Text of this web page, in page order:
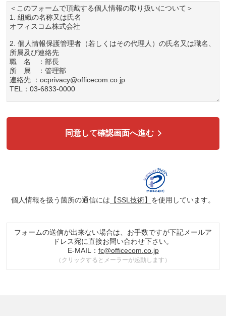
＜このフォームで頂戴する個人情報の取り扱いについて＞
1. 組織の名称又は氏名
オフィスコム株式会社
2. 個人情報保護管理者（若しくはその代理人）の氏名又は職名、
所属及び連絡先
職 名 ：部長
所 属 ：管理部
連絡先 ：ocprivacy@officecom.co.jp
TEL：03-6833-0000
広告配信の効率化、マーケティング活動などのために、氏名、メ
ュ化などの適切なセキュリティ対策を施した上で、広告配信サー
ビス提供事業者に提供する場合があります。提供した個人情報
は、広告配信サービス提供事業者のプライバシーポリシーに基づ
き取り扱われます。
個人情報の取扱業務の全部または一部を外部に業務委託する場合
があります。その際、弊社は、個人情報を適切に保護できる管理
体制を敷き実行していることを条件として委託先を厳選したうえ
で、機密保持契約を委託先と締結し、お客様の個人情報を厳密に
同意して確認画面へ進む
個人情報を扱う箇所の通信には 【SSL技術】 を使用しています。
フォームの送信が出来ない場合は、お手数ですが下記メールア
ドレス宛に直接お問い合わせ下さい。
E-MAIL： fc@officecom.co.jp
（クリックするとメーラーが起動します）